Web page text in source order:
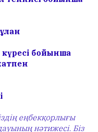
күресі бойынша
еңбекқорлығы
нәтижесі. Біз